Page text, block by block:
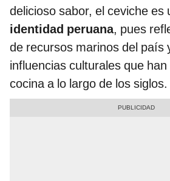
delicioso sabor, el ceviche es
identidad peruana, pues
de recursos marinos del país
influencias culturales que
cocina a lo largo de los siglos.